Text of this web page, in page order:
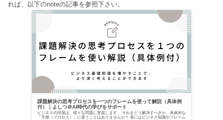
れば、以下のnoteの記事を参照下さい。
課題解決の思考プロセスを一つのフレームを使って解説（具体例
付）｜よしつ＠AI時代の学びをサポート
ビジネスの現場は、様々な問題に直面します。 それをどう解決すべきか、具体的な
「手順（プロセス）」に迷うことはありませんか？ 巷にはビジネス知識やフレーム